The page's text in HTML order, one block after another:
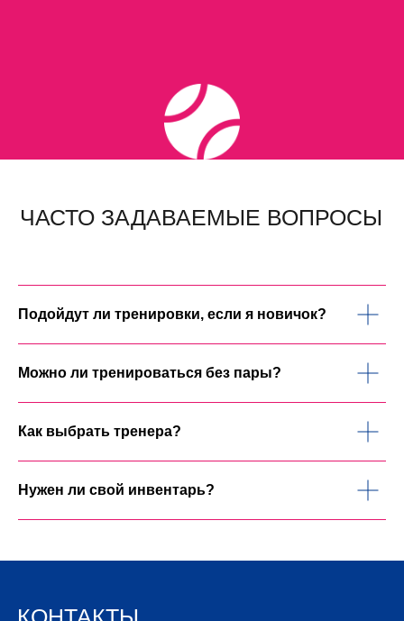
Подойдут ли тренировки, если я новичок?
Можно ли тренироваться без пары?
Как выбрать тренера?
Нужен ли свой инвентарь?